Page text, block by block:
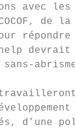
avec
de
d’une